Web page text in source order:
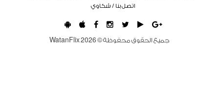
اتصل بنا / شكاوي
جميع الحقوق محفوظة © WatanFlix2026